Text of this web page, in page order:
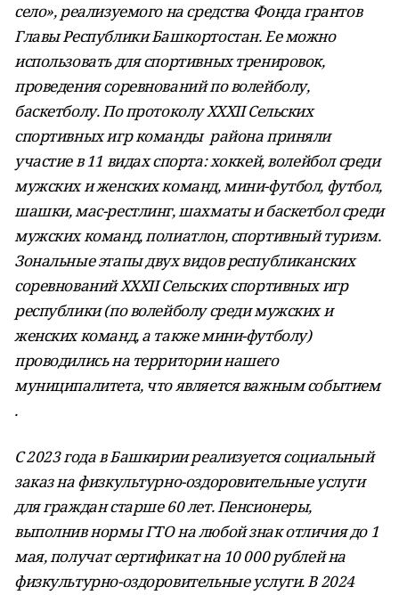
село», реализуемого на средства Фонда грантов
Главы Республики Башкортостан. Ее можно
использовать для спортивных тренировок,
проведения соревнований по волейболу,
баскетболу. По протоколу XXXII Сельских
спортивных игр команды района приняли
участие в 11 видах спорта: хоккей, волейбол среди
мужских и женских команд, мини-футбол, футбол,
шашки, мас-рестлинг, шахматы и баскетбол среди
мужских команд, полиатлон, спортивный туризм.
Зональные этапы двух видов республиканских
соревнований XXXII Сельских спортивных игр
республики (по волейболу среди мужских и
женских команд, а также мини-футболу)
проводились на территории нашего
муниципалитета, что является важным событием
.
С 2023 года в Башкирии реализуется социальный
заказ на физкультурно-оздоровительные услуги
для граждан старше 60 лет. Пенсионеры,
выполнив нормы ГТО на любой знак отличия до 1
мая, получат сертификат на 10 000 рублей на
физкультурно-оздоровительные услуги. В 2024